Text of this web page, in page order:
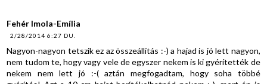
Fehér Imola-Emília
2/28/2014 6:27 DU.
Nagyon-nagyon tetszik ez az összeállítás :-) a hajad is jó lett nagyon,
nem tudom te, hogy vagy vele de egyszer nekem is ki gyérítették de
nekem nem lett jó :-( aztán megfogadtam, hogy soha többé